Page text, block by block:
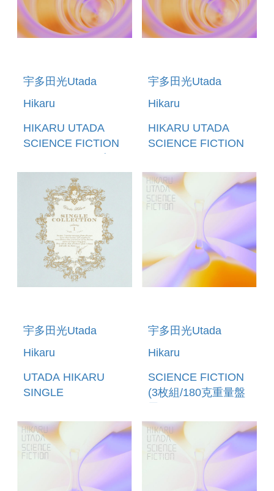
宇多田光Utada
Hikaru
HIKARU UTADA
SCIENCE FICTION
口完全生產限定盤)
(2BLU-
RAY+2CD+SPECIAL
PACKAGE)
宇多田光Utada
Hikaru
HIKARU UTADA
SCIENCE FICTION
RAY) (日本進口盤)
(預購至9/6 12:00止)
宇多田光Utada
Hikaru
UTADA HIKARU
SINGLE
VOL.1
宇多田光Utada
Hikaru
SCIENCE FICTION
(3枚組/180克重量盤